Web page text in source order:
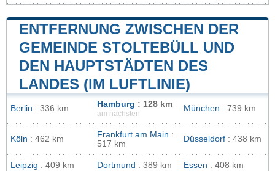
ENTFERNUNG ZWISCHEN DER
GEMEINDE STOLTEBÜLL UND
DEN HAUPTSTÄDTEN DES
LANDES (IM LUFTLINIE)
Berlin : 336 km Hamburg : 128 km
am nächsten
München : 739 km
Köln : 462 km Frankfurt am Main :
517 km
Düsseldorf : 438 km
Leipzig : 409 km Dortmund : 389 km Essen : 408 km